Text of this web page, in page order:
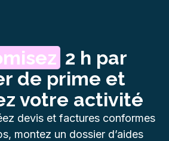
2 h par
de prime et
votre activité
devis et factures conformes
montez un dossier d’aides